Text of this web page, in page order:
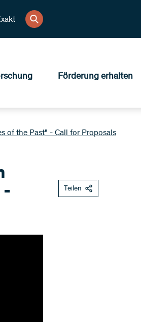
Förderung erhalten
of the Past" - Call for Proposals
-
Teilen